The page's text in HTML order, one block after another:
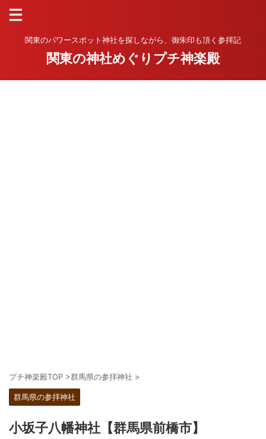
関東のパワースポット神社を探しながら、御朱印も頂く参拝記
関東の神社めぐりプチ神楽殿
プチ神楽殿TOP >群馬県の参拝神社 >
群馬県の参拝神社
小坂子八幡神社【群馬県前橋市】